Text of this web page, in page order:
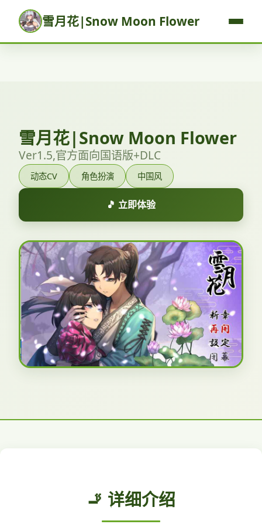
雪月花|Snow Moon Flower
雪月花|Snow Moon Flower
Ver1.5,官方面向国语版+DLC
动态CV 角色扮演 中国风
🎵 立即体验
🚬 详细介绍